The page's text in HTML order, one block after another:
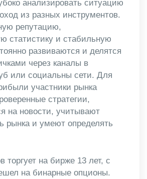
анализировать ситуацию
из разных инструментов.
репутацию,
статистику и стабильную
развиваются и делятся
через каналы в
или социальны сети. Для
участники рынка
стратегии,
на новости, учитывают
рынка и умеют определять
торгует на бирже 13 лет, с
на бинарные опционы.